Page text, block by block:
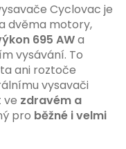
Cyclovac je
dvěma motory,
695 AWa
vysávání. To
ani roztoče
vysavači
ve zdravém a
pro běžné i velmi